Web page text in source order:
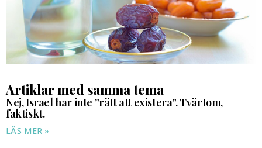
Artiklar med samma tema
Nej, Israel har inte ”rätt att existera”. Tvärtom,
faktiskt.
LÄS MER »